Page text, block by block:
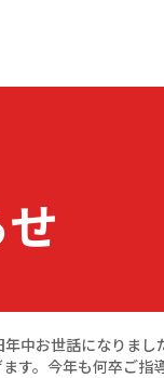
年中お世話になりまし
す。今年も何卒ご指